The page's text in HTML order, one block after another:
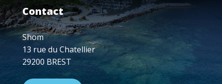
Contact
Shom
13 rue du Chatellier
29200 BREST